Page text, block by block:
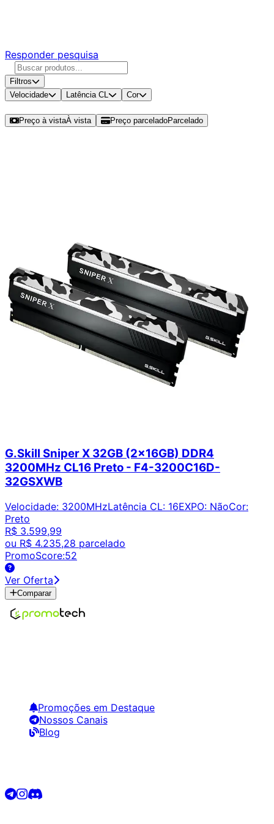
Responder pesquisa
Filtros
Velocidade
Latência CL Cor
Preço à vistaÀ vista Preço parceladoParcelado
G.Skill Sniper X 32GB (2x16GB) DDR4
3200MHz CL16 Preto - F4-3200C16D-
32GSXWB
Velocidade: 3200MHzLatência CL: 16EXPO: NãoCor:
Preto
R$ 3.599,99
ou R$ 4.235,28 parcelado
PromoScore:52
Ver Oferta
Comparar
Promoções em Destaque
Nossos Canais
Blog